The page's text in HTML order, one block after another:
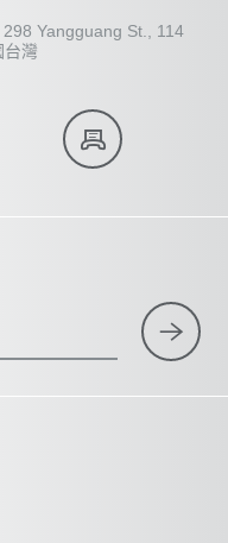
Yangguang St., 114
台灣